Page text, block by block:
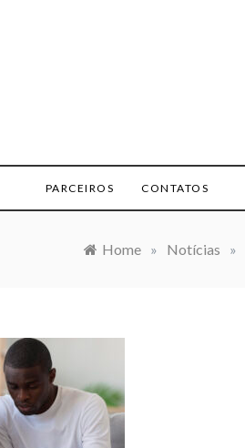
PARCEIROS CONTATOS
Home » Notícias »